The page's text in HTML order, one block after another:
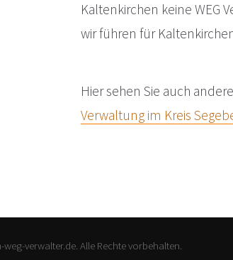
Kaltenkirchen keine WEG
wir führen für
Hier sehen Sie auch
Verwaltung im Kreis
verwalter.de. Alle Rechte vorbehalten.